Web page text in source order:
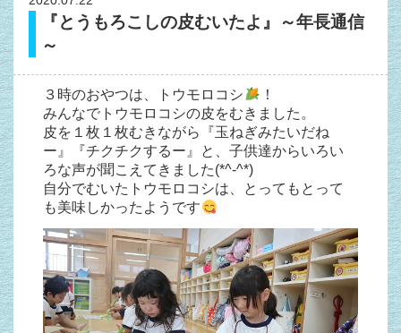
『とうもろこしの皮むいたよ』～年長通信
～
３時のおやつは、トウモロコシ
！
みんなでトウモロコシの皮をむきました。
皮を１枚１枚むきながら『玉ねぎみたいだね
ー』『チクチクするー』と、子供達からいろい
ろな声が聞こえてきました(*^-^*)
自分でむいたトウモロコシは、とってもとって
も美味しかったようです